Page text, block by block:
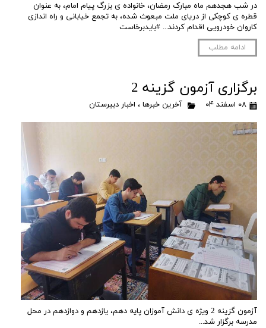
در شب هجدهم ماه مبارک رمضان، خانواده ی بزرگ پیام امام، به عنوان
قطره ی کوچکی از دریای ملت مبعوث شده، به تجمع خیابانی و راه اندازی
کاروان خودرویی اقدام کردند... #بایدبرخاست
ادامه مطلب
برگزاری آزمون گزینه 2
۰۸ اسفند ۰۴ آخرین خبرها ، اخبار دبیرستان
آزمون گزینه 2 ویژه ی دانش آموزان پایه دهم، یازدهم و دوازدهم در محل
مدرسه برگزار شد...